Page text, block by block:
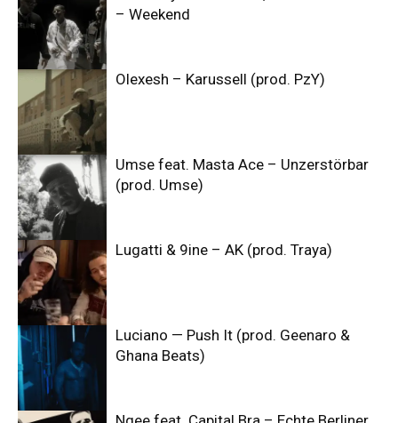
– Weekend
Olexesh – Karussell (prod. PzY)
Umse feat. Masta Ace – Unzerstörbar
(prod. Umse)
Lugatti & 9ine – AK (prod. Traya)
Luciano — Push It (prod. Geenaro &
Ghana Beats)